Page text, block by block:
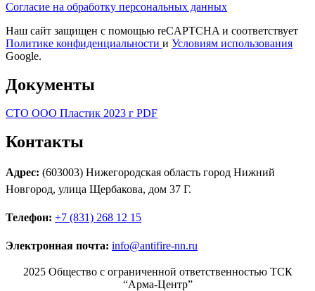
Согласие на обработку персональных данных
Наш сайт защищен с помощью reCAPTCHA и соответствует
Политике конфиденциальности и Условиям использования
Google.
Документы
СТО ООО Пластик 2023 г PDF
Контакты
Адрес: (603003) Нижегородская область город Нижний
Новгород, улица Щербакова, дом 37 Г.
Телефон: +7 (831) 268 12 15
Электронная почта: info@antifire-nn.ru
2025 Общество с ограниченной ответственностью ТСК
“Арма-Центр”